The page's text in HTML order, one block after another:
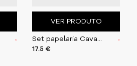
VER PRODUTO
Set papelaria Cavallini Floreale
17.5 €